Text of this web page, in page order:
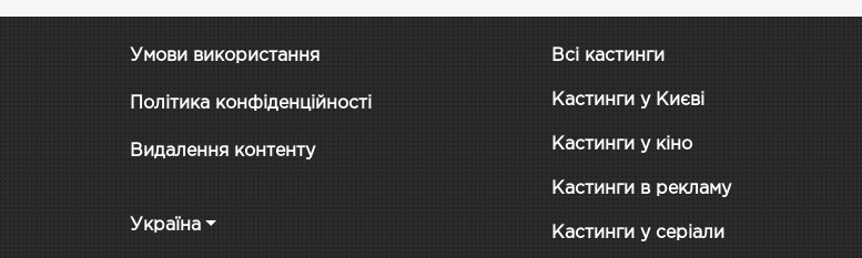
Умови використання
Політика конфіденційності
Видалення контенту
Україна
Всі кастинги
Кастинги у Києві
Кастинги у кіно
Кастинги в рекламу
Кастинги у серіали